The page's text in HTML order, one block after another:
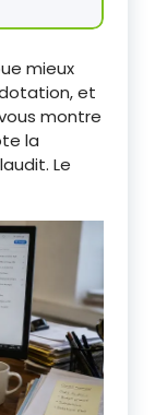
mieux
et
montre
la
Le